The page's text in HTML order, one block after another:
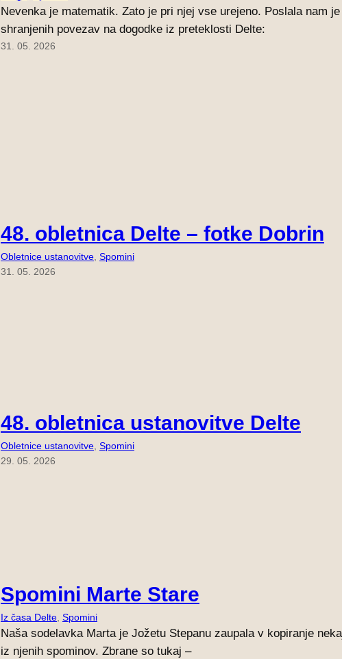
Nevenka je matematik. Zato je pri njej vse urejeno. Poslala nam
shranjenih povezav na dogodke iz preteklosti Delte:
31. 05. 2026
48. obletnica Delte – fotke Dobrin
Obletnice ustanovitve, Spomini
31. 05. 2026
48. obletnica ustanovitve Delte
Obletnice ustanovitve Spomini
29. 05. 2026
Spomini Marte Stare
Iz časa Delte Spomini
Naša sodelavka Marta je Jožetu Stepanu zaupala v kopiranje
iz njenih spominov. Zbrane so tukaj –